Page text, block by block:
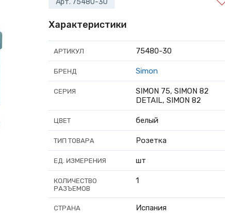
Характеристики
АРТИКУЛ 75480-30
БРЕНД Simon
СЕРИЯ
SIMON 75, SIMON 82
DETAIL, SIMON 82
ЦВЕТ белый
ТИП ТОВАРА Розетка
ЕД. ИЗМЕРЕНИЯ шт
КОЛИЧЕСТВО
РАЗЪЕМОВ
1
СТРАНА Испания